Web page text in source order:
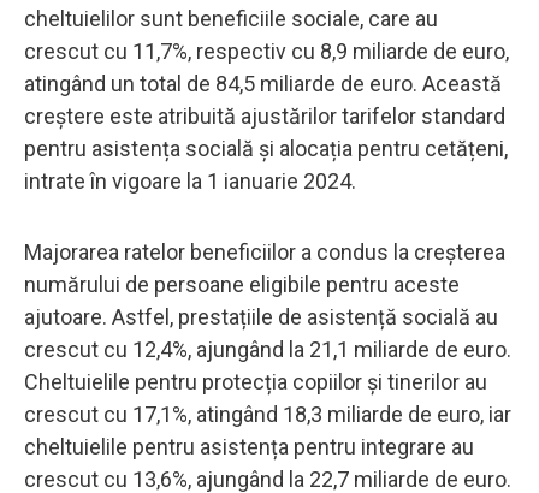
cheltuielilor sunt beneficiile sociale, care au
crescut cu 11,7%, respectiv cu 8,9 miliarde de euro,
atingând un total de 84,5 miliarde de euro. Această
creștere este atribuită ajustărilor tarifelor standard
pentru asistența socială și alocația pentru cetățeni,
intrate în vigoare la 1 ianuarie 2024.
Majorarea ratelor beneficiilor a condus la creșterea
numărului de persoane eligibile pentru aceste
ajutoare. Astfel, prestațiile de asistență socială au
crescut cu 12,4%, ajungând la 21,1 miliarde de euro.
Cheltuielile pentru protecția copiilor și tinerilor au
crescut cu 17,1%, atingând 18,3 miliarde de euro, iar
cheltuielile pentru asistența pentru integrare au
crescut cu 13,6%, ajungând la 22,7 miliarde de euro.